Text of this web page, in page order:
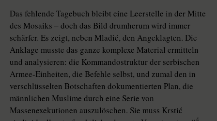
Das fehlende Tagebuch bleibt eine Leerstelle in der Mitte
des Mosaiks – doch das Bild drumherum wird immer
schärfer. Es zeigt, neben Mladić, den Angeklagten. Die
Anklage musste das ganze komplexe Material ermitteln
und analysieren: die Kommandostruktur der serbischen
Armee-Einheiten, die Befehle selbst, und zumal den in
verschlüsselten Botschaften dokumentierten Plan, die
männlichen Muslime durch eine Serie von
Massenexekutionen auszulöschen. Sie muss Krstić